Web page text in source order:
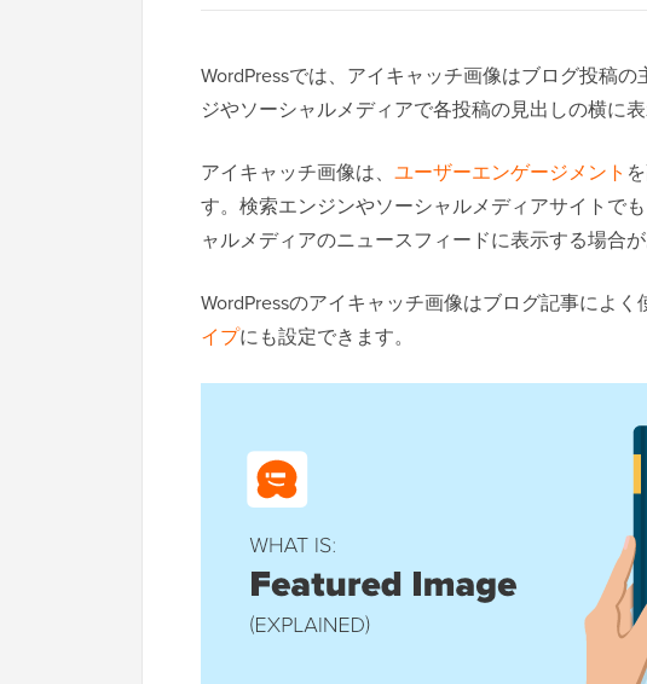
WordPressでは、アイキャッチ画像はブログ投稿
ジやソーシャルメディアで各投稿の見出しの横に表
アイキャッチ画像は、 ユーザーエンゲージメント
す。検索エンジンやソーシャルメディアサイトで
ャルメディアのニュースフィードに表示する場合が
WordPressのアイキャッチ画像はブログ記事によく
イプにも設定できます。